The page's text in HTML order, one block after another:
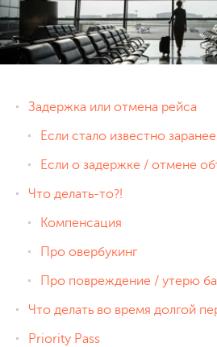
Задержка или отмена рейса
Если стало известно заранее
Если о задержке / отмене
Что делать-то?!
Компенсация
Про овербукинг
Про повреждение / утерю
Что делать во время долгой
Priority Pass